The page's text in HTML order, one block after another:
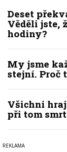
Deset
Věděli jste,
hodiny?
My jsme
stejní. Proč
Všichni
při tom